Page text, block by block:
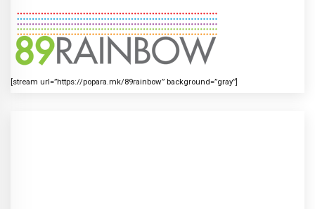
[stream url=”https://popara.mk/89rainbow” background=”gray”]